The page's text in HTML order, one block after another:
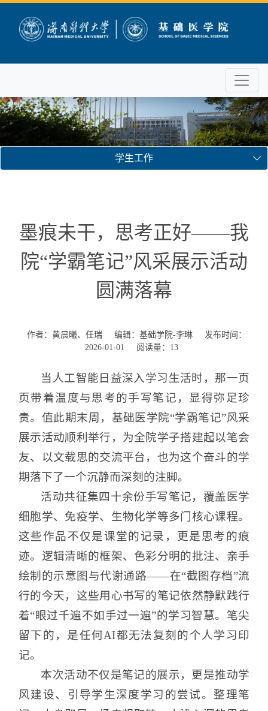
学生工作
墨痕未干，思考正好——我
院“学霸笔记”风采展示活动
圆满落幕
作者：黄晨曦、任瑞 编辑：基础学院-李琳
发布时间：
2026-01-01
阅读量： 13
当人工智能日益深入学习生活时，那一页
页带着温度与思考的手写笔记，显得弥足珍
贵。值此期末周，基础医学院“学霸笔记”风采
展示活动顺利举行，为全院学子搭建起以笔会
友、以文载思的交流平台，也为这个奋斗的学
期落下了一个沉静而深刻的注脚。
活动共征集四十余份手写笔记，覆盖医学
细胞学、免疫学、生物化学等多门核心课程。
这些作品不仅是课堂的记录，更是思考的痕
迹。逻辑清晰的框架、色彩分明的批注、亲手
绘制的示意图与代谢通路——在“截图存档”流
行的今天，这些用心书写的笔记依然静默践行
着“眼过千遍不如手过一遍”的学习智慧。笔尖
留下的，是任何AI都无法复刻的个人学习印
记。
本次活动不仅是笔记的展示，更是推动学
风建设、引导学生深度学习的尝试。整理笔